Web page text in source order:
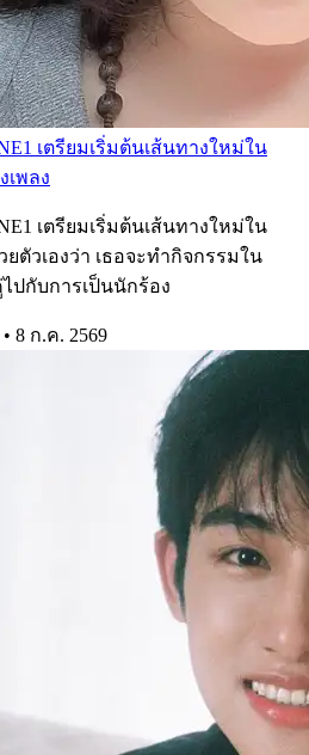
เตรียมเริ่มต้นเส้นทางใหม่ใน
เพลง
เตรียมเริ่มต้นเส้นทางใหม่ใน
ตัวเองว่า เธอจะทำกิจกรรมใน
ปกับการเป็นนักร้อง
• 8 ก.ค. 2569